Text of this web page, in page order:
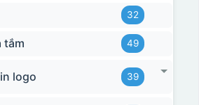
32
tắm 49
logo 39